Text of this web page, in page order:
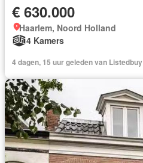
€ 630.000
Haarlem, Noord Holland
4 Kamers
4 dagen, 15 uur geleden van Listedbuy